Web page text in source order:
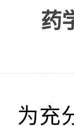
药
为充